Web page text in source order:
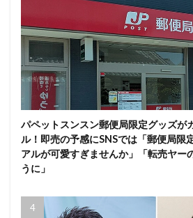
パペットスンスン郵便局限定グッズが
ル！即売の予感にSNSでは「郵便局限
アルが可愛すぎませんか」「転売ヤー
うに」